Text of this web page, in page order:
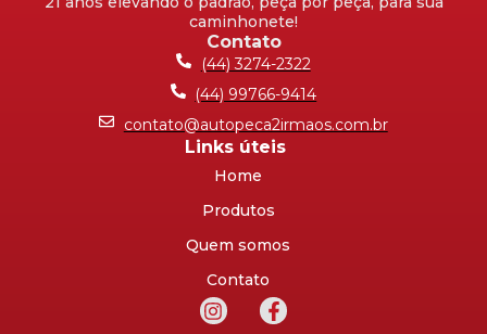
caminhonete!
Contato
(44) 3274-2322
(44) 99766-9414
contato@autopeca2irmaos.com.br
Links úteis
Home
Produtos
Quem somos
Contato